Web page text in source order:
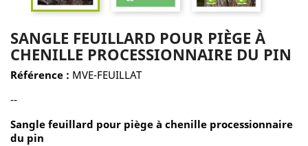
SANGLE FEUILLARD POUR PIÈGE À
CHENILLE PROCESSIONNAIRE DU PIN
Référence : MVE-FEUILLAT
--
Sangle feuillard pour piège à chenille processionnaire
du pin